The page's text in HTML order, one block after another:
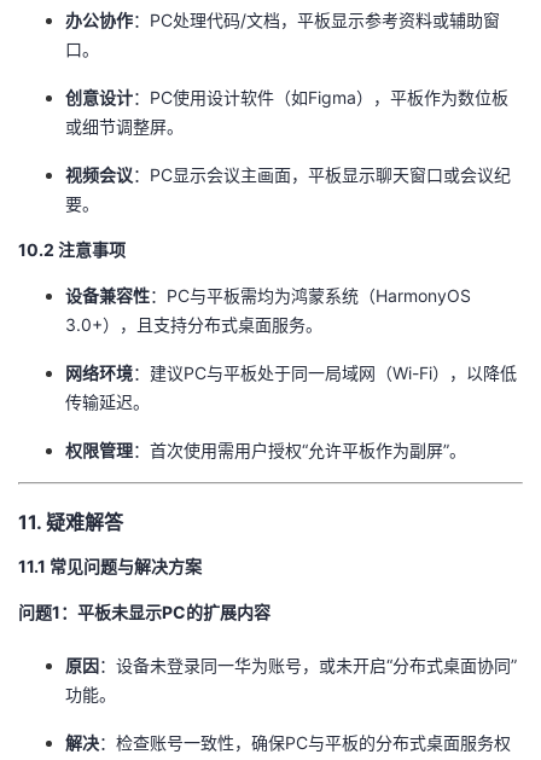
​办公协作​​：PC处理代码/文档，平板显示参考资料或辅助窗
口。
​创意设计​​：PC使用设计软件（如Figma），平板作为数位板
或细节调整屏。
​视频会议​​：PC显示会议主画面，平板显示聊天窗口或会议纪
要。
10.2 注意事项
​设备兼容性​​：PC与平板需均为鸿蒙系统（HarmonyOS
3.0+），且支持分布式桌面服务。
​网络环境​​：建议PC与平板处于同一局域网（Wi-Fi），以降低
传输延迟。
​权限管理​​：首次使用需用户授权“允许平板作为副屏”。
11. 疑难解答
11.1 常见问题与解决方案
​问题1：平板未显示PC的扩展内容​
​原因​​：设备未登录同一华为账号，或未开启“分布式桌面协同”
功能。
​解决​​：检查账号一致性，确保PC与平板的分布式桌面服务权